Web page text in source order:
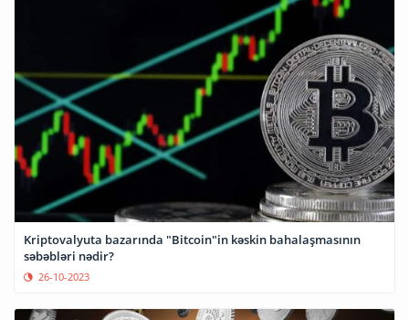
Kriptovalyuta bazarında "Bitcoin"in kəskin bahalaşmasının
səbəbləri nədir?
26-10-2023